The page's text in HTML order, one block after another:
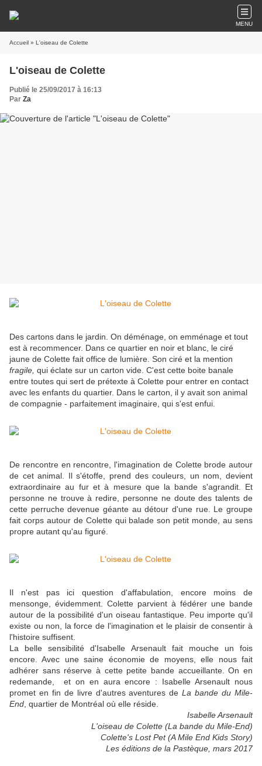
MENU
Accueil » L'oiseau de Colette
L'oiseau de Colette
Publié le 25/09/2017 à 16:13
Par Za
Des cartons dans le jardin. On déménage, on emménage et tout
est à recommencer. Dans ce quartier en noir et blanc, le ciré
jaune de Colette fait office de lumière. Son ciré et la mention
fragile, qui éclate sur un carton vide. C'est cette boite banale
entre toutes qui sert de prétexte à Colette pour entrer en contact
avec les enfants du quartier. Dans le carton, il y avait son animal
de compagnie - parfaitement imaginaire, qui s'est enfui.
De rencontre en rencontre, l'imagination de Colette brode autour
de cet animal. Il s'étoffe, prend des couleurs, un nom, devient
extraordinaire au fur et à mesure que la bande s'agrandit. Et
personne ne trouve à redire, personne ne doute des talents de
cette perruche devenue géante au détour d'une rue. Le groupe
fait corps autour de Colette qui balade son petit monde, au sens
propre autant qu'au figuré.
Il n'est pas ici question d'affabulation, encore moins de
mensonge, évidemment. Colette parvient à fédérer une bande
autour de la possibilité d'un oiseau fantastique. Peu importe qu'il
existe ou non, la force de l'imagination et le plaisir de consentir à
l'histoire suffisent.
La belle sensibilité d'Isabelle Arsenault fait mouche un fois
encore. Avec une saine économie de moyens, elle nous fait
adhérer sans réserve à cette petite bande accueillante. On en
redemande, et on en aura encore : Isabelle Arsenault nous
promet en fin de livre d'autres aventures deLa bande du Mile-
End , quartier de Montréal où elle réside.
Isabelle Arsenault
L'oiseau de Colette (La bande du Mile-End)
Colette's Lost Pet (A Mile End Kids Story)
Les éditions de la Pastèque, mars 2017